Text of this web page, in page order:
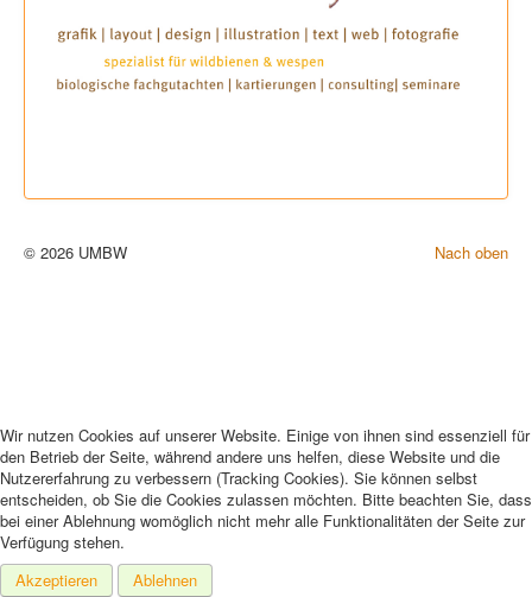
Nach oben
© 2026 UMBW
Wir nutzen Cookies auf unserer Website. Einige von ihnen sind essenziell für
den Betrieb der Seite, während andere uns helfen, diese Website und die
Nutzererfahrung zu verbessern (Tracking Cookies). Sie können selbst
entscheiden, ob Sie die Cookies zulassen möchten. Bitte beachten Sie, dass
bei einer Ablehnung womöglich nicht mehr alle Funktionalitäten der Seite zur
Verfügung stehen.
Akzeptieren
Ablehnen